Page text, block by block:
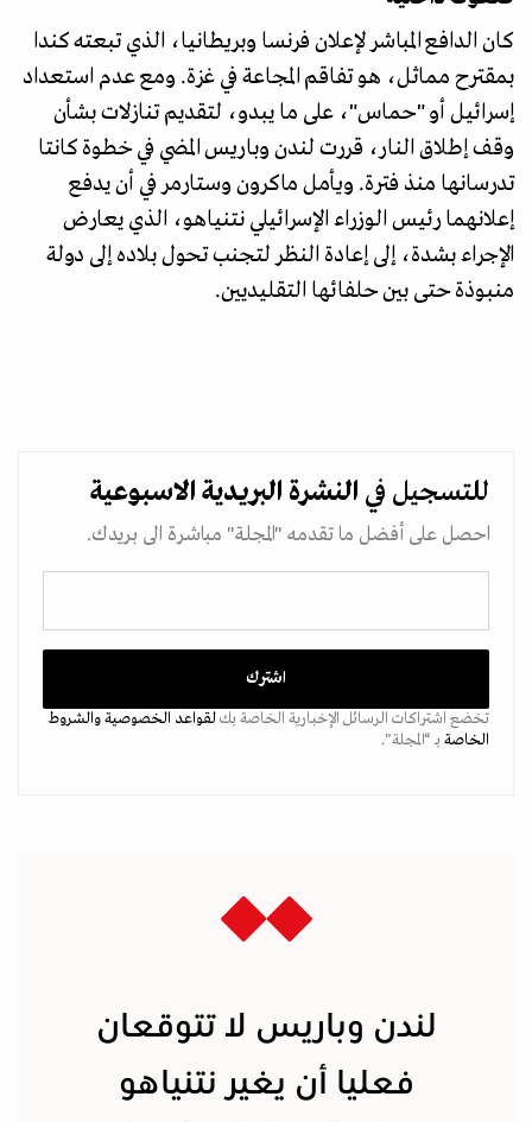
كان الدافع المباشر لإعلان فرنسا وبريطانيا، الذي تبعته كندا
بمقترح مماثل، هو تفاقم المجاعة في غزة. ومع عدم استعداد
إسرائيل أو "حماس"، على ما يبدو، لتقديم تنازلات بشأن
وقف إطلاق النار، قررت لندن وباريس المضي في خطوة كانتا
تدرسانها منذ فترة. ويأمل ماكرون وستارمر في أن يدفع
إعلانهما رئيس الوزراء الإسرائيلي نتنياهو، الذي يعارض
الإجراء بشدة، إلى إعادة النظر لتجنب تحول بلاده إلى دولة
منبوذة حتى بين حلفائها التقليديين.
للتسجيل في النشرة البريدية الاسبوعية
احصل على أفضل ما تقدمه "المجلة" مباشرة الى بريدك.
تخضع اشتراكات الرسائل الإخبارية الخاصة بكلقواعد الخصوصيةوالشروط
الخاصة بـ “المجلة".
لندن وباريس لا تتوقعان
فعليا أن يغير نتنياهو